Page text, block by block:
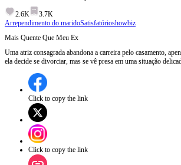
2.6K
3.7K
Arrependimento do maridoSatisfatórioshowbiz
Mais Quente Que Meu Ex
Uma atriz consagrada abandona a carreira pelo casamento,
ela decide se divorciar, mas se vê presa em uma situação
admirou, decide ajudá-la a dar a volta por cima. Será que ela
vingar daqueles que a magoaram e encontrar o verdadeiro amor?
Click to copy the link
Click to copy the link